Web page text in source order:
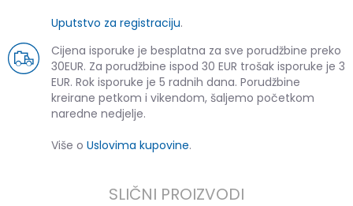
Uputstvo za registraciju.
Cijena isporuke je besplatna za sve porudžbine preko
30EUR. Za porudžbine ispod 30 EUR trošak isporuke je 3
EUR. Rok isporuke je 5 radnih dana. Porudžbine
kreirane petkom i vikendom, šaljemo početkom
naredne nedjelje.
Više o Uslovima kupovine.
SLIČNI PROIZVODI